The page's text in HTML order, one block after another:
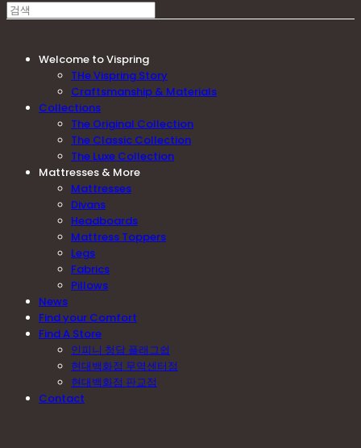
Welcome to Vispring
THe Vispring Story
Craftsmanship & Materials
Collections
The Original Collection
The Classic Collection
The Luxe Collection
Mattresses & More
Mattresses
Divans
Headboards
Mattress Toppers
Legs
Fabrics
Pillows
News
Find your Comfort
Find A Store
인피니 청담 플래그쉽
현대백화점 무역센터점
현대백화점 판교점
Contact